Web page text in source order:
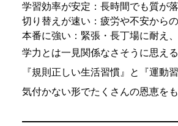
学習効率が安定：長時間でも質が
切り替えが速い：疲労や不安から
本番に強い：緊張・長丁場に耐え
学力とは一見関係なさそうに思える
『規則正しい生活習慣』と『運動習
気付かない形でたくさんの恩恵を